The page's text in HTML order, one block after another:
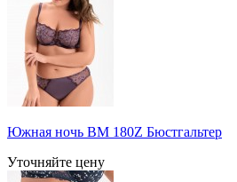
Южная ночь BM 180Z Бюстгальтер
Уточняйте цену